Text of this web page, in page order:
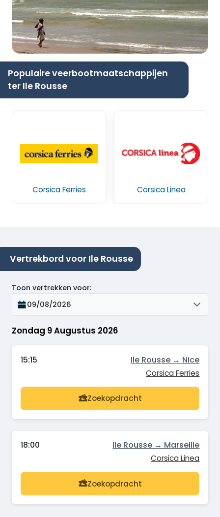
Populaire veerbootmaatschappijen
ter Ile Rousse
Corsica Ferries Corsica Linea
Vertrekbord voor Ile Rousse
Zondag 9 Augustus 2026
Toon vertrekken voor:
09/08/2026
15:15 Ile Rousse → Nice
Corsica Ferries
Zoekopdracht
18:00 Ile Rousse → Marseille
Corsica Linea
Zoekopdracht